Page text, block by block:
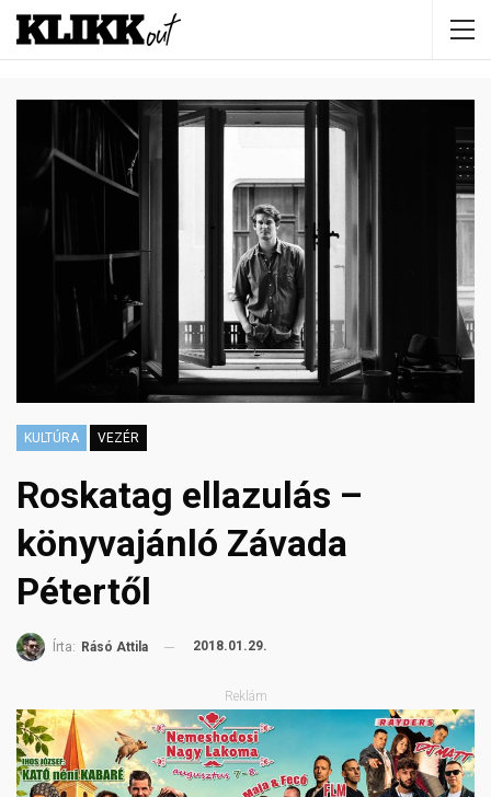
KULTÚRA VEZÉR
Roskatag ellazulás –
könyvajánló Závada
Pétertől
Írta: Rásó Attila 2018.01.29.
Reklám